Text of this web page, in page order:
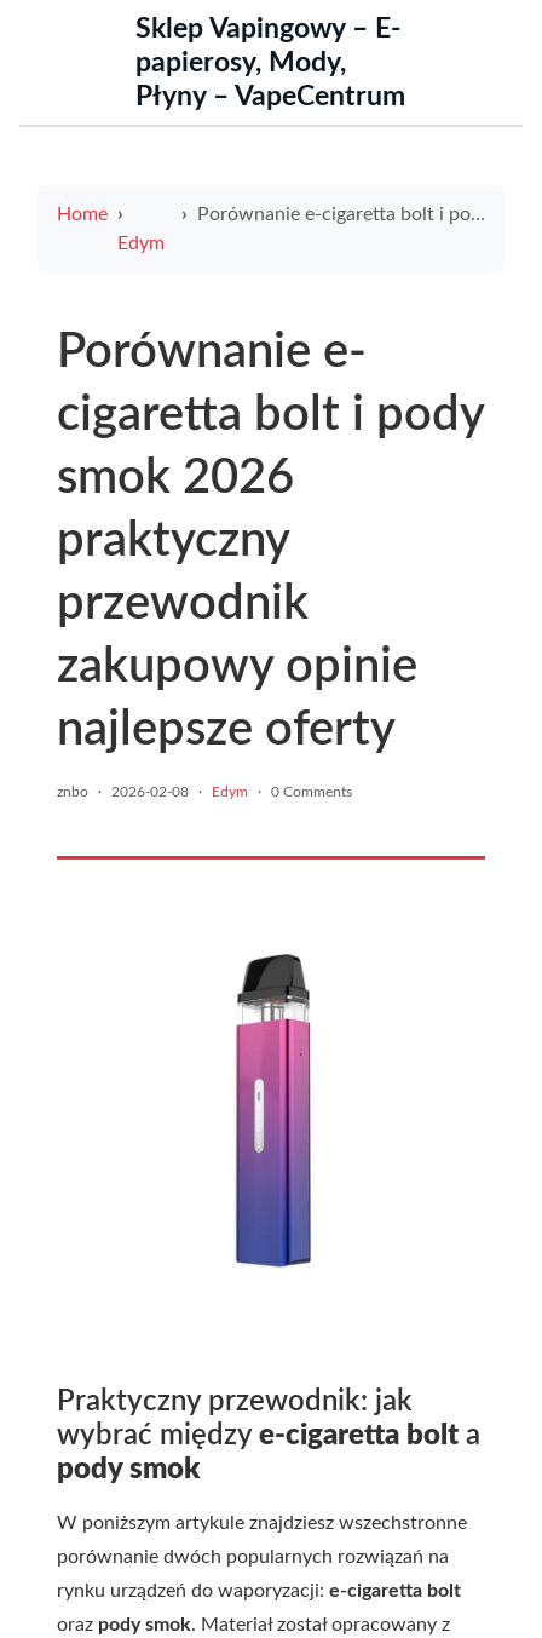
Sklep Vapingowy – E-
papierosy, Mody,
Płyny – VapeCentrum
Home
Edym
Porównanie e-cigaretta bolt i pody smok 2026 praktyczny przewodnik zakupowy opinie najlepsze oferty
Porównanie e-
cigaretta bolt i pody
smok 2026
praktyczny
przewodnik
zakupowy opinie
najlepsze oferty
znbo · 2026-02-08 · Edym · 0 Comments
Praktyczny przewodnik: jak
wybrać między e-cigaretta bolt a
pody smok
W poniższym artykule znajdziesz wszechstronne
porównanie dwóch popularnych rozwiązań na
rynku urządzeń do waporyzacji: e-cigaretta bolt
oraz pody smok. Materiał został opracowany z